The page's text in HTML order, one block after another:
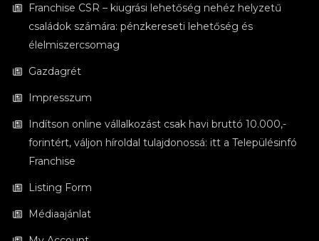
Franchise CSR – kiugrási lehetőség nehéz helyzetű
családok számára: pénzkereseti lehetőség és
élelmiszercsomag
Gazdagrét
Impresszum
Indítson online vállalkozást csak havi bruttó 10.000,-
forintért, váljon híroldal tulajdonossá: itt a Településinfó
Franchise
Listing Form
Médiaajánlat